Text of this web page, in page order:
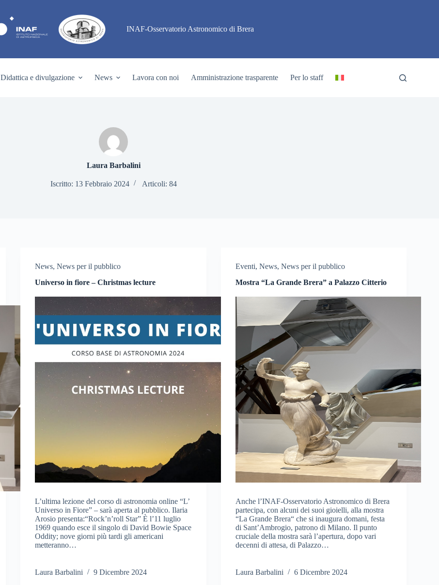
INAF-Osservatorio Astronomico di Brera
Didattica e divulgazione News Lavora con noi Amministrazione trasparente Per lo staff
Laura Barbalini
Iscritto: 13 Febbraio 2024 Articoli: 84
News,News per il pubblico
Universo in fiore – Christmas lecture
L’ultima lezione del corso di astronomia online “L’
Universo in Fiore” – sarà aperta al pubblico. Ilaria
Arosio presenta:“Rock’n’roll Star” È l’11 luglio
1969 quando esce il singolo di David Bowie Space
Oddity; nove giorni più tardi gli americani
metteranno…
Laura Barbalini 9 Dicembre 2024
Eventi, News, News per il pubblico
Mostra “La Grande Brera” a Palazzo Citterio
Anche l’INAF-Osservatorio Astronomico di Brera
partecipa, con alcuni dei suoi gioielli, alla mostra
“La Grande Brera“ che si inaugura domani, festa
di Sant’Ambrogio, patrono di Milano. Il punto
cruciale della mostra sarà l’apertura, dopo vari
decenni di attesa, di Palazzo…
Laura Barbalini 6 Dicembre 2024